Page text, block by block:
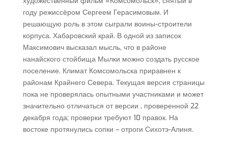
году режиссёром Сергеем Герасимовым. И
решающую роль в этом сыграли воины-строители
корпуса. Хабаровский край. В одной из записок
Максимович высказал мысль, что в районе
нанайского стойбища Мылки можно создать русское
поселение. Климат Комсомольска приравнен к
районам Крайнего Севера. Текущая версия страницы
пока не проверялась опытными участниками и может
значительно отличаться от версии , проверенной 22
декабря года; проверки требуют 10 правок. На
востоке протянулись сопки – отроги Сихотэ-Алиня.